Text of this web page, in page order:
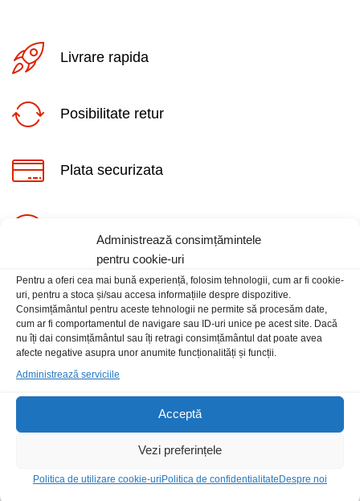
Administrează consimțămintele
pentru cookie-uri
Pentru a oferi cea mai bună experiență, folosim tehnologii, cum ar fi cookie-
uri, pentru a stoca și/sau accesa informațiile despre dispozitive.
Consimțământul pentru aceste tehnologii ne permite să procesăm date,
cum ar fi comportamentul de navigare sau ID-uri unice pe acest site. Dacă
nu îți dai consimțământul sau îți retragi consimțământul dat poate avea
afecte negative asupra unor anumite funcționalități și funcții.
Administrează serviciile
Acceptă
Vezi preferințele
Politica de utilizare cookie-uriPolitica de confidentialitateDespre noi
Livrare rapida
Posibilitate retur
Plata securizata
Informatii
Contact